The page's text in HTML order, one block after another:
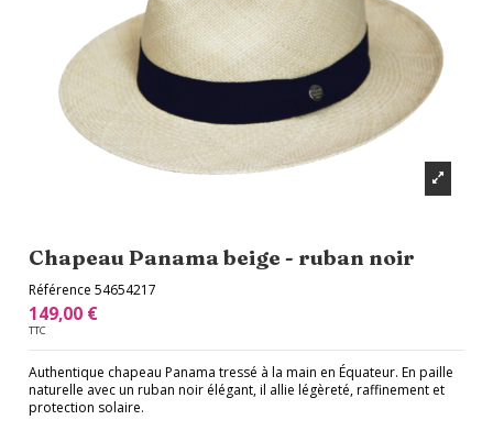
Chapeau Panama beige - ruban noir
Référence 54654217
149,00 €
TTC
Authentique chapeau Panama tressé à la main en Équateur. En paille
naturelle avec un ruban noir élégant, il allie légèreté, raffinement et
protection solaire.